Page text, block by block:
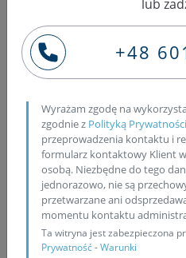
pompy Bosch
PC228US-8 /
W Komatsu PC228US-8
silnikiem 6.7 l, 110–116 kW,
0445020122 pracuje w
gdzie liczy się stabilne
czystość paliwa.Czego
Przede wszystkim
opiłków, słabej filtracji
paliwie niskiej jakości.
Czy pompę wysokiego
lub
+48
Wyrażam zgodę na
zgodnie z Polityką Prywatności
przeprowadzenia kontaktu i
formularz kontaktowy Klient
osobą. Niezbędne do tego
jednorazowo, nie są
przetwarzane ani
momentu kontaktu
Ta witryna jest zabezpieczona
Prywatność-Warunki